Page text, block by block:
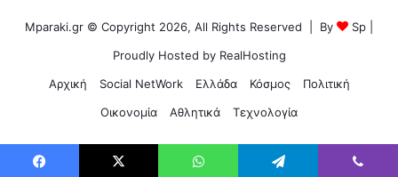
Mparaki.gr © Copyright 2026, All Rights Reserved | By Sp
Proudly Hosted by RealHosting
Αρχική
Social NetWork Ελλάδα Κόσμος
Πολιτική
Οικονομία
Αθλητικά Τεχνολογία